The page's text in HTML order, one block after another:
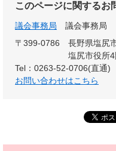
このページに関するお
議会事務局
議会事務局
〒399-0786
長野県塩尻
塩尻市役所
Tel：0263-52-0706(直通)
お問い合わせはこちら